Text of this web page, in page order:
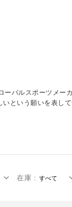
ーバルスポーツメ
という願いを表して
在庫 ：